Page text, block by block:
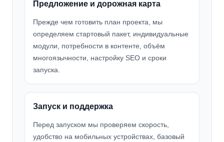
Предложение и дорожная карта
Прежде чем готовить план проекта, мы
определяем стартовый пакет, индивидуальные
модули, потребности в контенте, объём
многоязычности, настройку SEO и сроки
запуска.
Запуск и поддержка
Перед запуском мы проверяем скорость,
удобство на мобильных устройствах, базовый